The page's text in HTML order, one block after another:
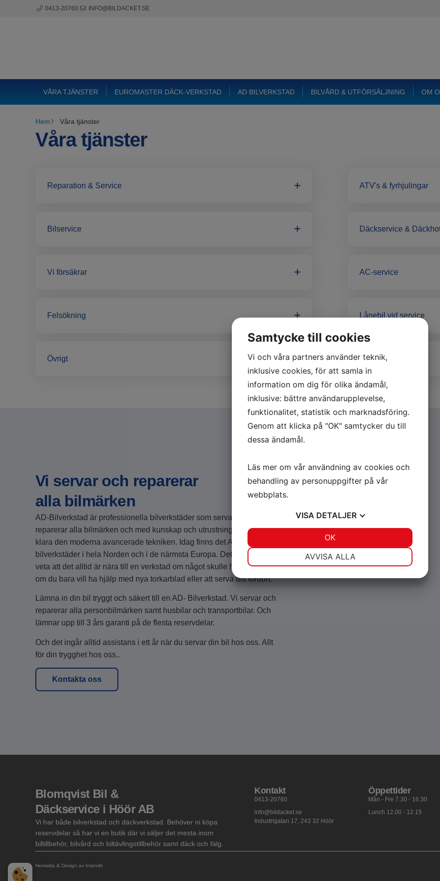
0413-20760 INFO@BILDACKET.SE
VÅRA TJÄNSTER EUROMASTER DÄCK-VERKSTAD AD BILVERKSTAD BILVÅRD & UTFÖRSÄLJNING OM
Hem Våra tjänster
Våra tjänster
Reparation & Service
Bilservice
Vi försäkrar
Felsökning
Övrigt
ATV's & fyrhjulingar
Däckservice &
AC-service
Lånebil vid service
Servicebil
Vi servar och reparerar
alla bilmärken
AD-Bilverkstad är professionella bilverkstäder som servar och
reparerar alla bilmärken och med kunskap och utrustning för att även
klara den moderna avancerade tekniken. Idag finns det AD-
bilverkstäder i hela Norden och i de närmsta Europa. Det är tryggt att
veta att det alltid är nära till en verkstad om något skulle hända, eller
om du bara vill ha hjälp med nya torkarblad eller att serva ditt fordon.
Lämna in din bil tryggt och säkert till en AD- Bilverkstad. Vi servar och
reparerar alla personbilmärken samt husbilar och transportbilar. Och
lämnar upp till 3 års garanti på de flesta reservdelar.
Och det ingår alltid assistans i ett år när du servar din bil hos oss. Allt
för din trygghet hos oss..
Kontakta oss
Blomqvist Bil &
Däckservice i Höör AB
Vi har både bilverkstad och däckverkstad. Behöver ni köpa
reservdelar så har vi en butik där vi säljer det mesta inom
biltillbehör, bilvård och biltävlingstillbehör samt däck och fälg.
Kontakt
0413-20760
info@bildacket.se
Industrigatan 17, 243 32 Höör
Öppettider
Mån - Fre 7.30 - 16.30
Lunch 12.00 - 12.15
Hemsida & Design av Intendit
Samtycke till cookies
Vi och våra partners använder teknik,
inklusive cookies, för att samla in
information om dig för olika ändamål,
inklusive: bättre användarupplevelse,
funktionalitet, statistik och marknadsföring.
Genom att klicka på "OK" samtycker du till
dessa ändamål.
Läs mer om vår användning av cookies och
behandling av personuppgifter på vår
webbplats.
VISA DETALJER
AVVISA ALLA
OK